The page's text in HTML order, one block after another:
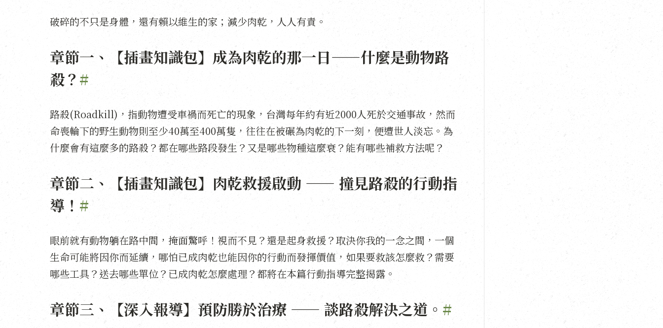
破碎的不只是身體，還有賴以維生的家；減少肉乾，人人有責。
章節一、【插畫知識包】成為肉乾的那一日——什麼是動物路
殺？ #
路殺(Roadkill)，指動物遭受車禍而死亡的現象，台灣每年約有近2000人死於交通事故，然而
命喪輪下的野生動物則至少40萬至400萬隻，往往在被碾為肉乾的下一刻，便遭世人淡忘。為
什麼會有這麼多的路殺？都在哪些路段發生？又是哪些物種這麼衰？能有哪些補救方法呢？
章節二、【插畫知識包】肉乾救援啟動 —— 撞見路殺的行動指
導！ #
眼前就有動物躺在路中間，掩面驚呼！視而不見？還是起身救援？取決你我的一念之間，一個
生命可能將因你而延續，哪怕已成肉乾也能因你的行動而發揮價值，如果要救該怎麼救？需要
哪些工具？送去哪些單位？已成肉乾怎麼處理？都將在本篇行動指導完整揭露。
章節三、【深入報導】預防勝於治療 —— 談路殺解決之道。 #